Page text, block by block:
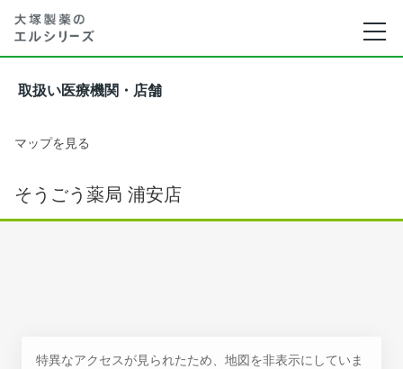
取扱い医療機関・店舗
マップを見る
そうごう薬局 浦安店
特異なアクセスが見られたため、地図を非表示にしていま